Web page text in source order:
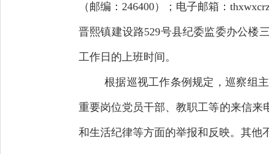
（邮编：246400）；电子邮箱：
晋熙镇建设路529号县纪委监委办公楼
工作日的上班时间。
根据巡视工作条例规定，巡察组
重要岗位党员干部、教职工等的来信
和生活纪律等方面的举报和反映。其他